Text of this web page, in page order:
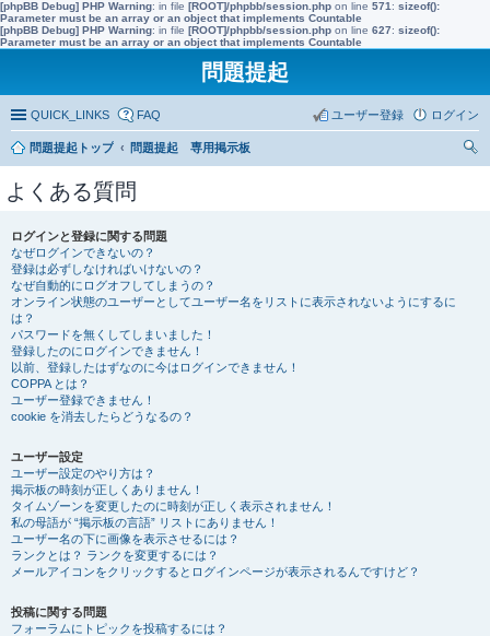
[phpBB Debug] PHP Warning: in file [ROOT]/phpbb/session.php on line 571 : sizeof():
Parameter must be an array or an object that implements Countable
[phpBB Debug] PHP Warning: in file [ROOT]/phpbb/session.php on line 627: sizeof():
Parameter must be an array or an object that implements Countable
問題提起
QUICK_LINKS FAQ ログイン
ユーザー登録
問題提起トップ
問題提起 専用掲示板
よくある質問
ログインと登録に関する問題
なぜログインできないの？
登録は必ずしなければいけないの？
なぜ自動的にログオフしてしまうの？
オンライン状態のユーザーとしてユーザー名をリストに表示されないようにするに
は？
パスワードを無くしてしまいました！
登録したのにログインできません！
以前、登録したはずなのに今はログインできません！
COPPA とは？
ユーザー登録できません！
cookie を消去したらどうなるの？
ユーザー設定
ユーザー設定のやり方は？
掲示板の時刻が正しくありません！
タイムゾーンを変更したのに時刻が正しく表示されません！
私の母語が “掲示板の言語” リストにありません！
ユーザー名の下に画像を表示させるには？
ランクとは？ ランクを変更するには？
メールアイコンをクリックするとログインページが表示されるんですけど？
投稿に関する問題
フォーラムにトピックを投稿するには？